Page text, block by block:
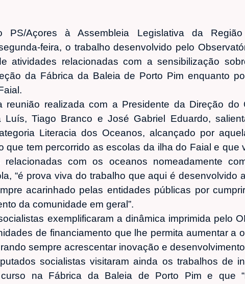
PS/Açores à Assembleia Legislativa da
feira, o trabalho desenvolvido pelo
atividades relacionadas com a sensibilização
da Fábrica da Baleia de Porto Pim enquanto
reunião realizada com a Presidente da Direção do
Luís, Tiago Branco e José Gabriel Eduardo,
Literacia dos Oceanos, alcançado por
que tem percorrido as escolas da ilha do Faial e que
relacionadas com os oceanos nomeadamente
“é prova viva do trabalho que aqui é desenvolvido
acarinhado pelas entidades públicas por
da comunidade em geral”.
exemplificaram a dinâmica imprimida pelo
de financiamento que lhe permita aumentar a
sempre acrescentar inovação e
socialistas visitaram ainda os trabalhos de
curso na Fábrica da Baleia de Porto Pim e que